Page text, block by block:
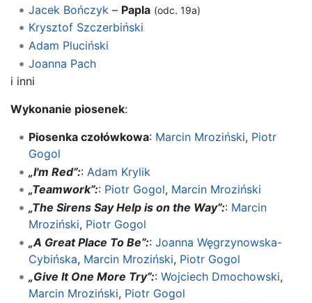
Jacek Bończyk – Papla (odc. 19a)
Krysztof Szczerbiński
Adam Pluciński
Joanna Pach
i inni
Wykonanie piosenek:
Piosenka czołówkowa: Marcin Mroziński, Piotr
Gogol
„I'm Red”:: Adam Krylik
„Teamwork”:: Piotr Gogol, Marcin Mroziński
„The Sirens Say Help is on the Way”:: Marcin
Mroziński, Piotr Gogol
„A Great Place To Be”:: Joanna Węgrzynowska-
Cybińska, Marcin Mroziński, Piotr Gogol
„Give It One More Try”:: Wojciech Dmochowski,
Marcin Mroziński, Piotr Gogol